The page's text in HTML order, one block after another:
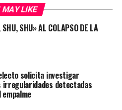
MAY LIKE
SHU» AL COLAPSO DE LA
solicita investigar
irregularidades detectadas